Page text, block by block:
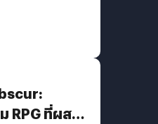
RPG ที่ผสาน